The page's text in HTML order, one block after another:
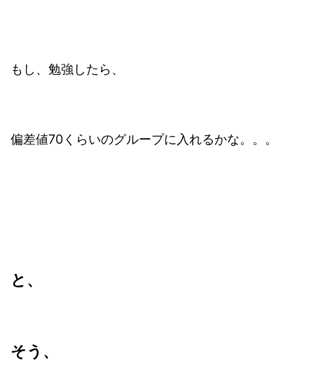
もし、勉強したら、
偏差値70くらいのグループに入れるかな。。。
と、
そう、